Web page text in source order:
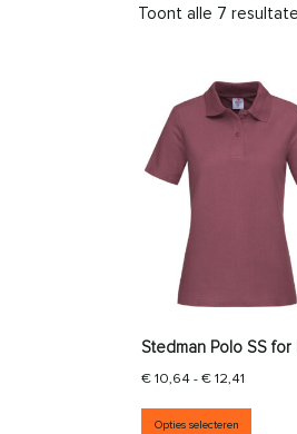
Toont alle 7
Stedman Polo SS for
€10,64 - €12,41
Opties selecteren
Dit